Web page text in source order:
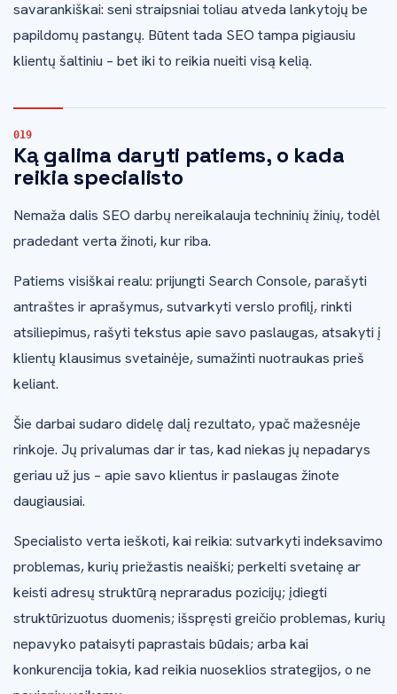
savarankiškai: seni straipsniai toliau atveda lankytojų be
papildomų pastangų. Būtent tada SEO tampa pigiausiu
klientų šaltiniu – bet iki to reikia nueiti visą kelią.
Ką galima daryti patiems, o kada
reikia specialisto
Nemaža dalis SEO darbų nereikalauja techninių žinių, todėl
pradedant verta žinoti, kur riba.
Patiems visiškai realu: prijungti Search Console, parašyti
antraštes ir aprašymus, sutvarkyti verslo profilį, rinkti
atsiliepimus, rašyti tekstus apie savo paslaugas, atsakyti į
klientų klausimus svetainėje, sumažinti nuotraukas prieš
keliant.
Šie darbai sudaro didelę dalį rezultato, ypač mažesnėje
rinkoje. Jų privalumas dar ir tas, kad niekas jų nepadarys
geriau už jus – apie savo klientus ir paslaugas žinote
daugiausiai.
Specialisto verta ieškoti, kai reikia: sutvarkyti indeksavimo
problemas, kurių priežastis neaiški; perkelti svetainę ar
keisti adresų struktūrą nepraradus pozicijų; įdiegti
struktūrizuotus duomenis; išspręsti greičio problemas, kurių
nepavyko pataisyti paprastais būdais; arba kai
konkurencija tokia, kad reikia nuoseklios strategijos, o ne